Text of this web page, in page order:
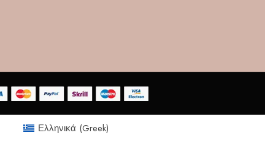
Ελληνικά (Greek)